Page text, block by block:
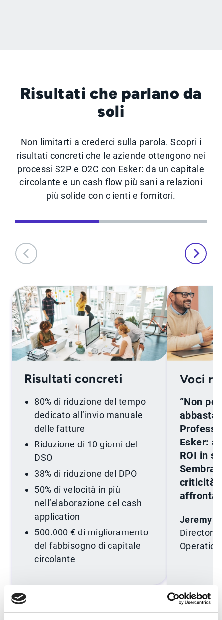
Risultati che parlano da
soli
Non limitarti a crederci sulla parola. Scopri i
risultati concreti che le aziende ottengono nei
processi S2P e O2C con Esker: da un capitale
circolante e un cash flow più sani a relazioni
più solide con clienti e fornitori.
Risultati concreti
80% di riduzione del tempo
dedicato all’invio manuale
delle fatture
Riduzione di 10 giorni del
DSO
38% di riduzione del DPO
50% di velocità in più
nell’elaborazione del cash
application
500.000 € di miglioramento
del fabbisogno di capitale
circolante
Voci
“Non
Esker:
ROI in
criticità
Jeremy
Director